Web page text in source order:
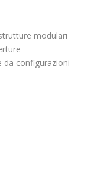
modulari
da configurazioni